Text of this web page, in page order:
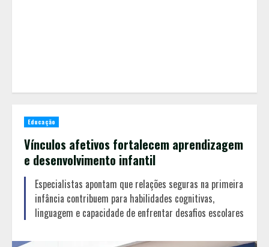
Educação
Vínculos afetivos fortalecem aprendizagem
e desenvolvimento infantil
Especialistas apontam que relações seguras na primeira
infância contribuem para habilidades cognitivas,
linguagem e capacidade de enfrentar desafios escolares